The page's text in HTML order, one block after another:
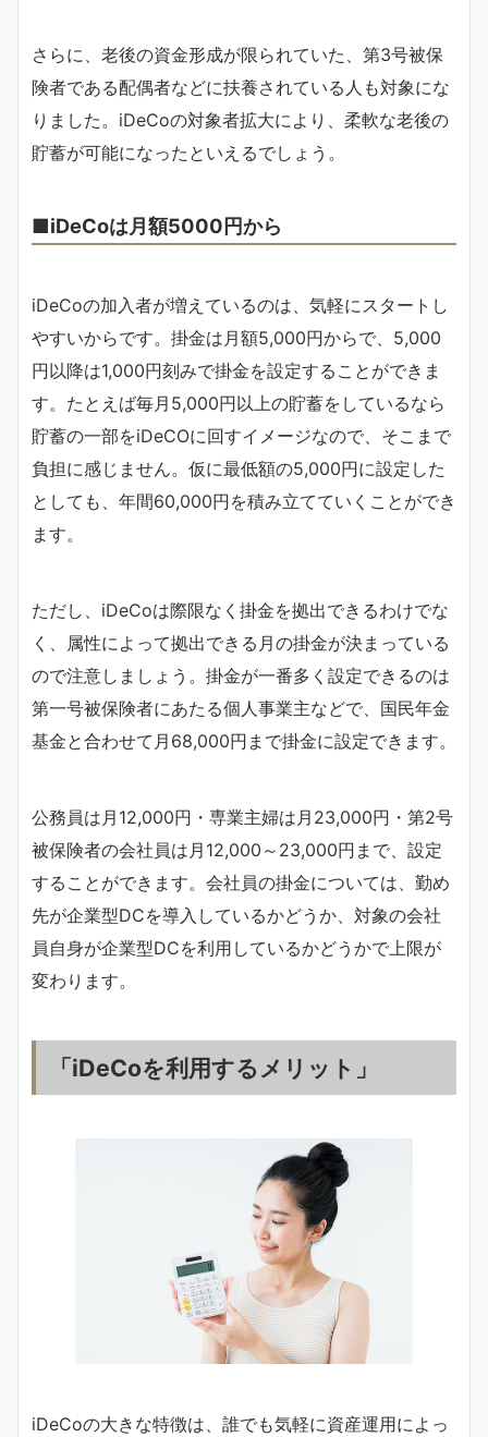
さらに、老後の資金形成が限られていた、第3号被保
険者である配偶者などに扶養されている人も対象にな
りました。iDeCoの対象者拡大により、柔軟な老後の
貯蓄が可能になったといえるでしょう。
■iDeCoは月額5000円から
iDeCoの加入者が増えているのは、気軽にスタートし
やすいからです。掛金は月額5,000円からで、5,000
円以降は1,000円刻みで掛金を設定することができま
す。たとえば毎月5,000円以上の貯蓄をしているなら
貯蓄の一部をiDeCOに回すイメージなので、そこまで
負担に感じません。仮に最低額の5,000円に設定した
としても、年間60,000円を積み立てていくことができ
ます。
ただし、iDeCoは際限なく掛金を拠出できるわけでな
く、属性によって拠出できる月の掛金が決まっている
ので注意しましょう。掛金が一番多く設定できるのは
第一号被保険者にあたる個人事業主などで、国民年金
基金と合わせて月68,000円まで掛金に設定できます。
公務員は月12,000円・専業主婦は月23,000円・第2号
被保険者の会社員は月12,000～23,000円まで、設定
することができます。会社員の掛金については、勤め
先が企業型DCを導入しているかどうか、対象の会社
員自身が企業型DCを利用しているかどうかで上限が
変わります。
「iDeCoを利用するメリット」
iDeCoの大きな特徴は、誰でも気軽に資産運用によっ